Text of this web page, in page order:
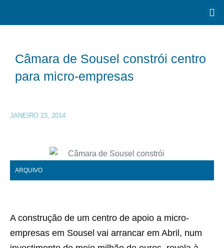
Câmara de Sousel constrói centro
para micro-empresas
JANEIRO 23, 2014
ARQUIVO
A construção de um centro de apoio a micro-
empresas em Sousel vai arrancar em Abril, num